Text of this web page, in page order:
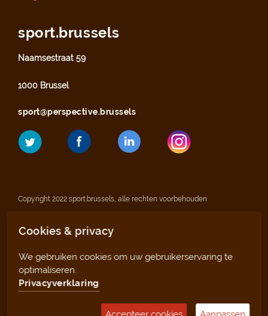
sport.brussels
Naamsestraat 59
1000 Brussel
sport@perspective.brussels
Copyright 2022 sport.brussels, alle rechten voorbehouden
Wettelijke vermeldingen
Privacyverklaring
Sitemap
Cookies & privacy
We gebruiken cookies om uw gebruikerservaring te
optimaliseren.
Privacyverklaring